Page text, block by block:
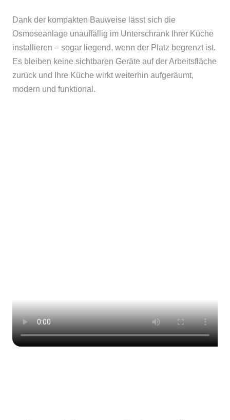
Dank der kompakten Bauweise lässt sich die
Osmoseanlage unauffällig im Unterschrank Ihrer Küche
installieren – sogar liegend, wenn der Platz begrenzt ist.
Es bleiben keine sichtbaren Geräte auf der Arbeitsfläche
zurück und Ihre Küche wirkt weiterhin aufgeräumt,
modern und funktional.